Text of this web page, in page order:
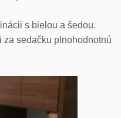
s bielou a šedou.
za sedačku plnohodnotnú